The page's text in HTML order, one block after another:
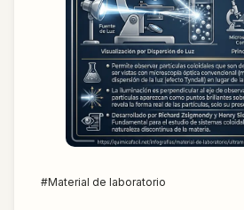
#Material de laboratorio